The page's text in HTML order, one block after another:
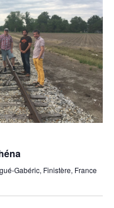
Gabéric, Finistère, France